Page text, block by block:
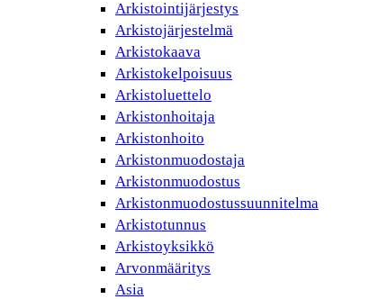
Arkistointijärjestys
Arkistojärjestelmä
Arkistokaava
Arkistokelpoisuus
Arkistoluettelo
Arkistonhoitaja
Arkistonhoito
Arkistonmuodostaja
Arkistonmuodostus
Arkistonmuodostussuunnitelma
Arkistotunnus
Arkistoyksikkö
Arvonmääritys
Asia